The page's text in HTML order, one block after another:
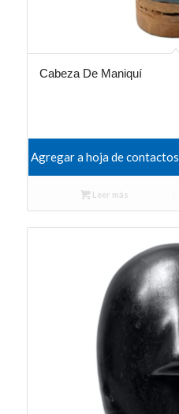
Cabeza De Maniquí
Agregar a hoja de contactos
Leer más